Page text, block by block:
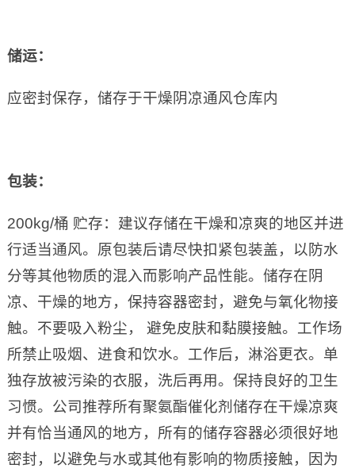
储运：
应密封保存，储存于干燥阴凉通风仓库内
包装：
200kg/桶 贮存：建议存储在干燥和凉爽的地区并进
行适当通风。原包装后请尽快扣紧包装盖，以防水
分等其他物质的混入而影响产品性能。储存在阴
凉、干燥的地方，保持容器密封，避免与氧化物接
触。不要吸入粉尘， 避免皮肤和黏膜接触。工作场
所禁止吸烟、进食和饮水。工作后，淋浴更衣。单
独存放被污染的衣服，洗后再用。保持良好的卫生
习惯。公司推荐所有聚氨酯催化剂储存在干燥凉爽
并有恰当通风的地方，所有的储存容器必须很好地
密封，以避免与水或其他有影响的物质接触，因为